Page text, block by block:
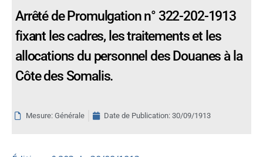
Arrêté de Promulgation n° 322-202-1913
fixant les cadres, les traitements et les
allocations du personnel des Douanes à la
Côte des Somalis.
Mesure: Générale Date de Publication: 30/09/1913